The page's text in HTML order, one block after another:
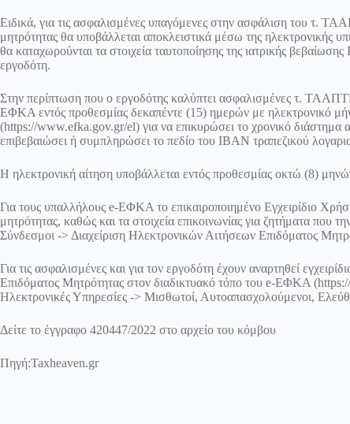
Ειδικά, για τις ασφαλισμένες υπαγόμενες στην ασφάλιση του
μητρότητας θα υποβάλλεται αποκλειστικά μέσω της
θα καταχωρούνται τα στοιχεία ταυτοποίησης της ιατρικής
εργοδότη.
Στην περίπτωση που ο εργοδότης καλύπτει ασφαλισμένες τ.
ΕΦΚΑ εντός προθεσμίας δεκαπέντε (15) ημερών με ηλεκτρονικό
(https://www.efka.gov.gr/el) για να επικυρώσει το χρονικό διάστημα
επιβεβαιώσει ή συμπληρώσει το πεδίο του IBAN τραπεζικού
Η ηλεκτρονική αίτηση υποβάλλεται εντός προθεσμίας οκτώ (8)
Για τους υπαλλήλους e-ΕΦΚΑ το επικαιροποιημένο Εγχειρίδιο
μητρότητας, καθώς και τα στοιχεία επικοινωνίας για ζητήματα
Σύνδεσμοι -> Διαχείριση Ηλεκτρονικών Αιτήσεων Επιδόματος
Για τις ασφαλισμένες και για τον εργοδότη έχουν αναρτηθεί
Επιδόματος Μητρότητας στον διαδικτυακό τόπο του e-ΕΦΚΑ
Ηλεκτρονικές Υπηρεσίες -> Μισθωτοί, Αυτοαπασχολούμενοι,
Δείτε το έγγραφο 420447/2022 στο αρχείο του κόμβου
Πηγή:Taxheaven.gr